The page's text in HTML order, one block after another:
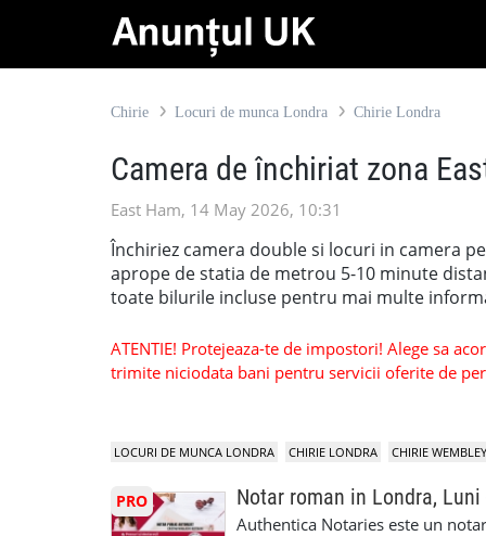
Chirie Locuri de munca Londra Chirie Londra
Camera de închiriat zona
East Ham, 14 May 2026, 10:31
Închiriez camera double si locuri in camera
aprope de statia de metrou 5-10 minute
toate bilurile incluse pentru mai multe
ATENTIE! Protejeaza-te de impostori! Alege sa
trimite niciodata bani pentru servicii oferite de
LOCURI DE MUNCA LONDRA CHIRIE LONDRA CHIRIE WEMBLEY
PRO Notar roman in Londra, Luni
Authentica Notaries este un